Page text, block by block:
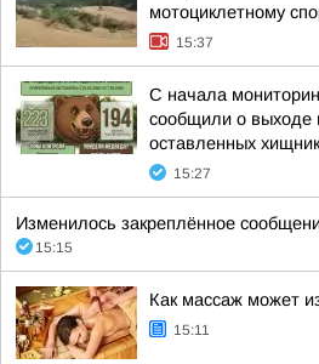
мотоциклетному
15:37
С начала
сообщили о
оставленных
15:27
Изменилось закреплённое
15:15
Как массаж может
15:11